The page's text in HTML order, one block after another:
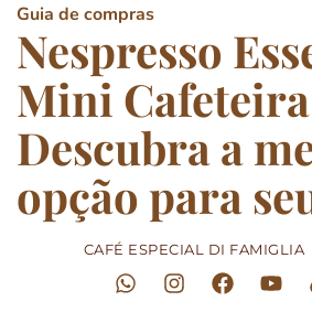
Guia de compras
Nespresso
Mini
Descubra a
opção para
CAFÉ ESPECIAL DI FAMIGLIA